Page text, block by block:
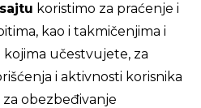
koristimo za praćenje i
kao i takmičenjima i
učestvujete, za
i aktivnosti korisnika
obezbeđivanje